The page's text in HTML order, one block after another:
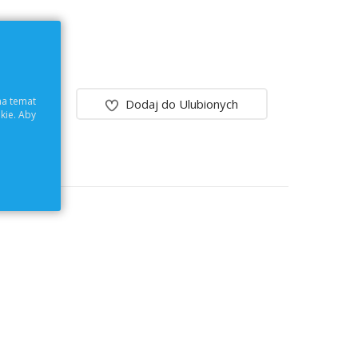
Dodaj do Ulubionych
temat
Aby